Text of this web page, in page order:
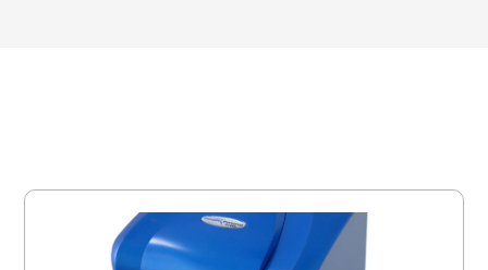
数码分辨率 16-bit
单图像或多图像 TIFF